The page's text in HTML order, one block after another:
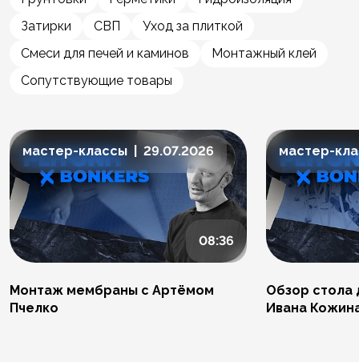
Затирки
СВП
Уход за плиткой
Смеси для печей и каминов
Монтажный клей
Сопутствующие товары
мастер-классы | 29.07.2026
08:36
Монтаж мембраны с Артёмом
Пчелко
мастер-
Обзор стола
Ивана